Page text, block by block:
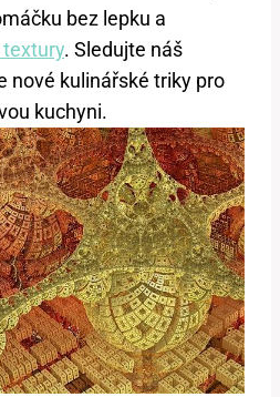
bez lepku a
. Sledujte náš
nové kulinářské triky pro
kuchyni.